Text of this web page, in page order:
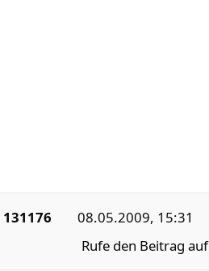
131176
08.05.2009, 15:31
Rufe den Beitrag auf